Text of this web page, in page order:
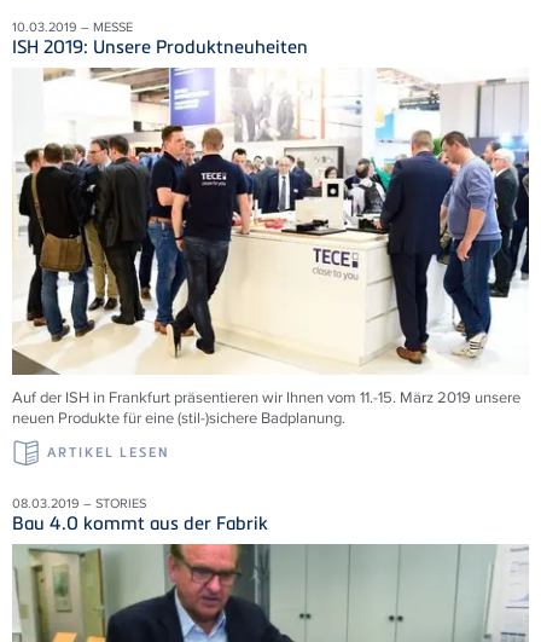
10.03.2019 – MESSE
ISH 2019: Unsere Produktneuheiten
Auf der ISH in Frankfurt präsentieren wir Ihnen vom 11.-15. März 2019 unsere
neuen Produkte für eine (stil-)sichere Badplanung.
ARTIKEL LESEN
08.03.2019 – STORIES
Bau 4.0 kommt aus der Fabrik